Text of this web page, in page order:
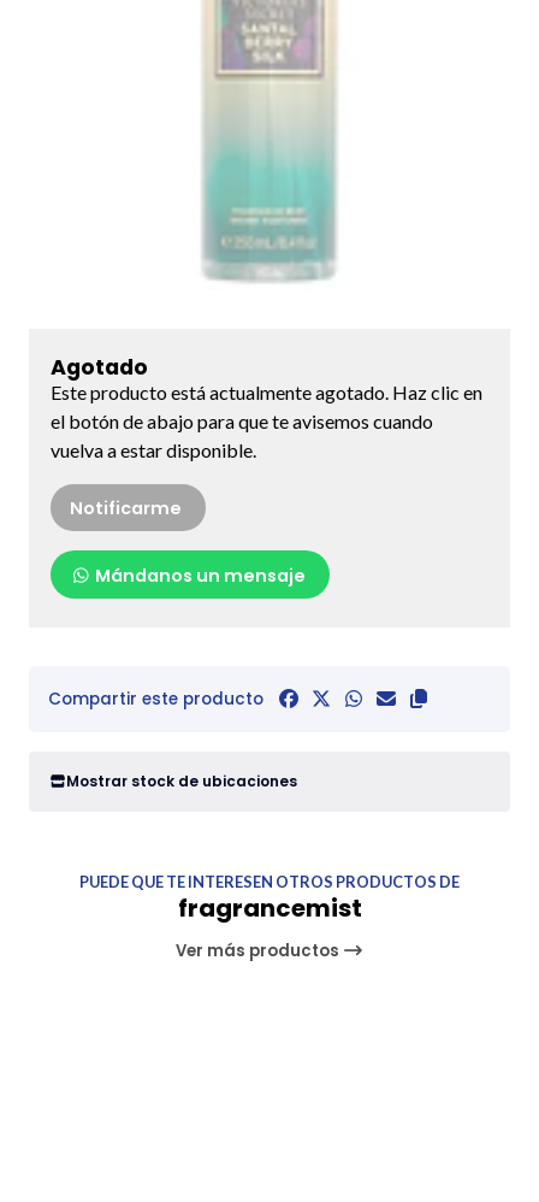
Agotado
Este producto está actualmente agotado. Haz clic en
el botón de abajo para que te avisemos cuando
vuelva a estar disponible.
Notificarme
Mándanos un mensaje
Compartir este producto
Mostrar stock de ubicaciones
PUEDE QUE TE INTERESEN OTROS PRODUCTOS DE
fragrancemist
Ver más productos